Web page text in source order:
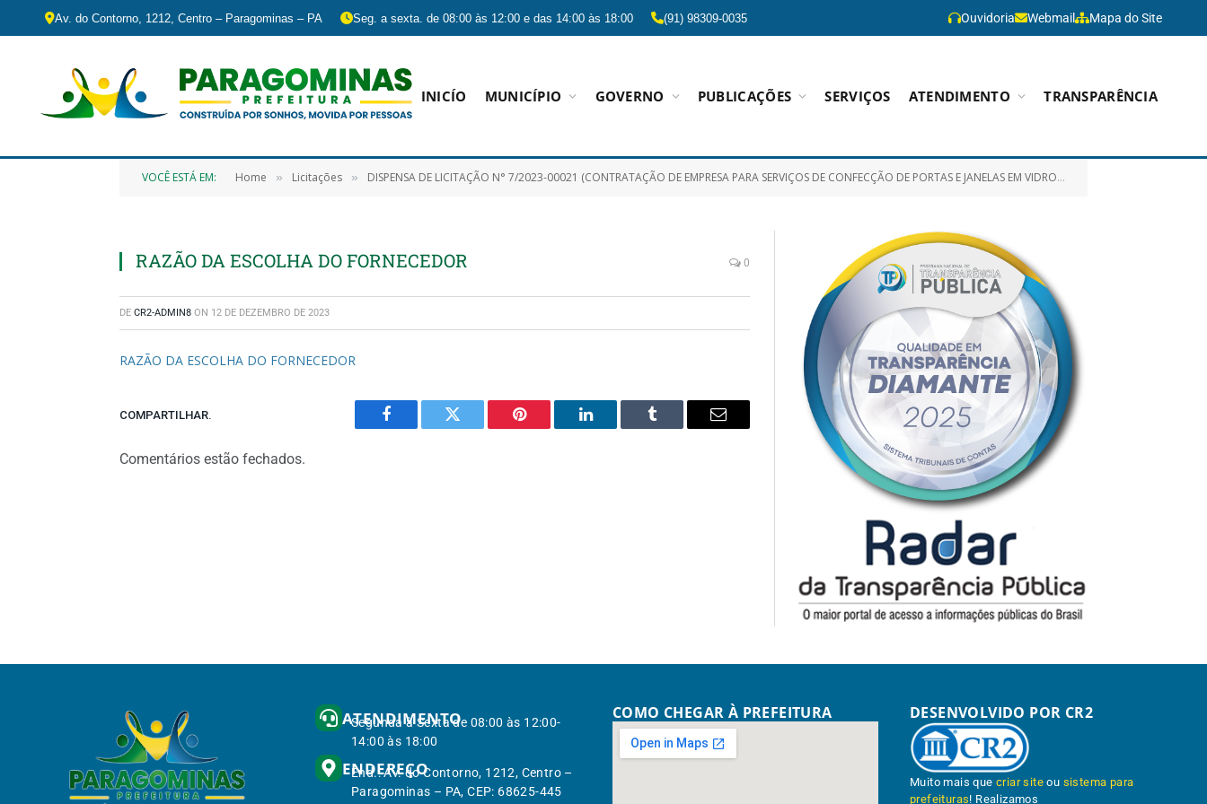
Av. do Contorno, 1212, Centro – Paragominas – PA Seg. a sexta. de 08:00 às 12:00 e das 14:00 às 18:00 (91) 98309-0035 Ouvidoria Webmail Mapa do Site
INICÍO MUNICÍPIO GOVERNO PUBLICAÇÕES SERVIÇOS ATENDIMENTO TRANSPARÊNCIA
VOCÊ ESTÁ EM: Home » Licitações » DISPENSA DE LICITAÇÃO N° 7/2023-00021 (CONTRATAÇÃO DE EMPRESA PARA SERVIÇOS DE CONFECÇÃO DE PORTAS E JANELAS EM VIDRO TEMPERADO PARA OS POSTOS DE SAÚDE; KM 11, CIDADE NOVA E MORADA DO SOL)
RAZÃO DA ESCOLHA DO FORNECEDOR 0
DE CR2-ADMIN8 ON 12 DE DEZEMBRO DE 2023
RAZÃO DA ESCOLHA DO FORNECEDOR
COMPARTILHAR.
Facebook Twitter Pinterest LinkedIn Tumblr Email
Comentários estão fechados.
ATENDIMENTO
Segunda à Sexta de 08:00 às 12:00-
14:00 às 18:00
ENDEREÇO
End.: Av. do Contorno, 1212, Centro –
Paragominas – PA, CEP: 68625-445
COMO CHEGAR À PREFEITURA DESENVOLVIDO POR CR2
Muito mais quecriar site ou sistema para
prefeituras! Realizamos